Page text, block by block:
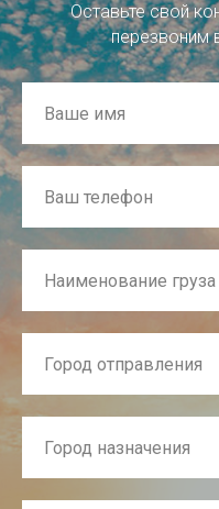
Оставьте свой
перезвоним